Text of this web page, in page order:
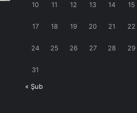
10 11 12 13 14 15
17 18 19 20 21 22
24 25 26 27 28 29
31
« Şub